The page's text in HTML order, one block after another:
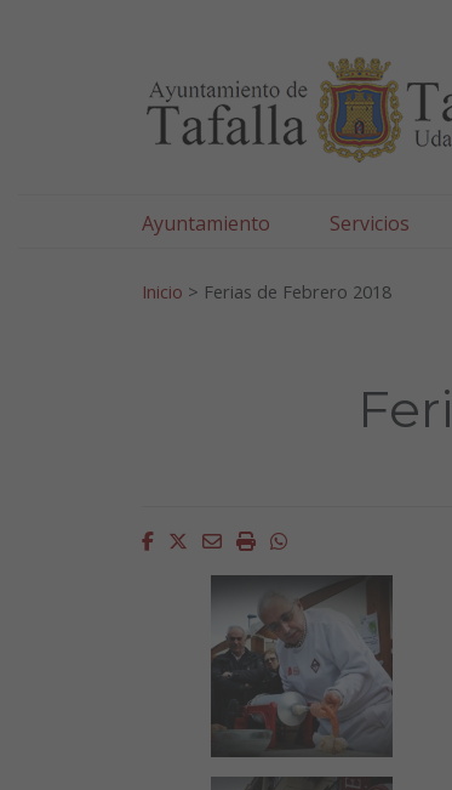
Ayuntamiento Servicios
Inicio > Ferias de Febrero 2018
Facebook
Twitter
EmailImprimirWhatsapp